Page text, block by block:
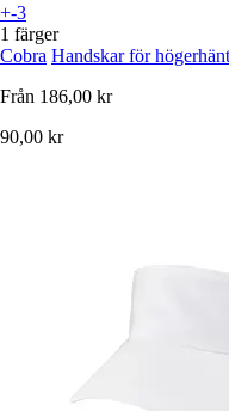
+-3
1 färger
Cobra Handskar för
Från 186,00 kr
90,00 kr